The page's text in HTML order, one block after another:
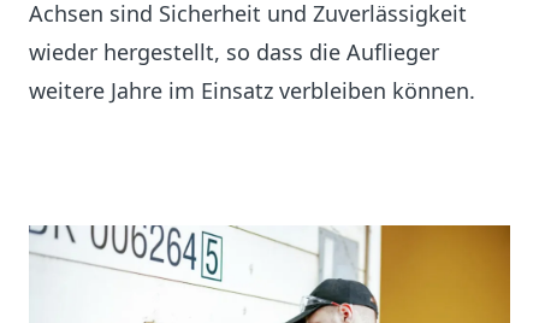
Achsen sind Sicherheit und Zuverlässigkeit
wieder hergestellt, so dass die Auflieger
weitere Jahre im Einsatz verbleiben können.